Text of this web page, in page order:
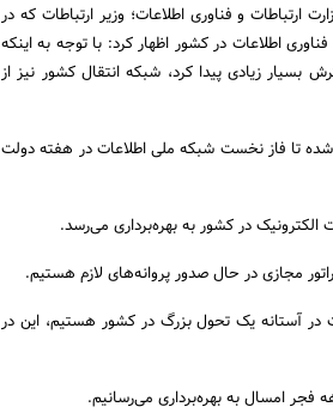
ارتباطات و فناوری اطلاعات؛ وزیر ارتباطات که در
اطلاعات در کشور اظهار کرد: با توجه به اینکه
و فناوری اطلاعات کشور در این 3 سال گسترش بسیار زیادی پیدا کرد، شبکه انتقال کشور نیز از
شده و زمینه‌ای فراهم شده تا فاز نخست شبکه ملی اطلاعات در هفته دولت
در کشور به بهره‌برداری می‌رسد.
آستانه یک تحول بزرگ در کشور هستیم، این در
امسال به بهره‌برداری می‌رسانیم.